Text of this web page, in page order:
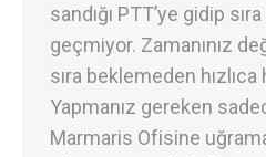
sandığı PTT’ye gidip
geçmiyor. Zamanınız
sıra beklemeden
Yapmanız gereken
Marmaris Ofisine